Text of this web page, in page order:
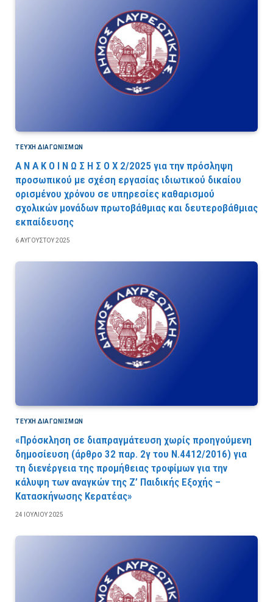
ΤΕΎΧΗ ΔΙΑΓΩΝΙΣΜΏΝ
Α Ν Α Κ Ο Ι Ν Ω Σ Η Σ Ο Χ 2/2025 για την πρόσληψη
προσωπικού με σχέση εργασίας ιδιωτικού δικαίου
ορισμένου χρόνου σε υπηρεσίες καθαρισμού
σχολικών μονάδων πρωτοβάθμιας και δευτεροβάθμιας
εκπαίδευσης
6 ΑΥΓΟΎΣΤΟΥ 2025
ΤΕΎΧΗ ΔΙΑΓΩΝΙΣΜΏΝ
«Πρόσκληση σε διαπραγμάτευση χωρίς προηγούμενη
δημοσίευση (άρθρο 32 παρ. 2γ του Ν.4412/2016) για
τη διενέργεια της προμήθειας τροφίμων για την
κάλυψη των αναγκών της Ζ’ Παιδικής Εξοχής –
Κατασκήνωσης Κερατέας»
24 ΙΟΥΛΊΟΥ 2025